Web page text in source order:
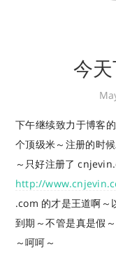
今
下午继续致力于博客
个顶级米～注册的时
～只好注册了
http://
.com 的才是王道啊～
到期～不管是真是假
～呵呵～